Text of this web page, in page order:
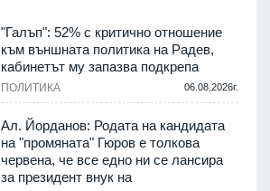
"Галъп": 52% с критично отношение
към външната политика на Радев,
кабинетът му запазва подкрепа
ПОЛИТИКА 06.08.2026г.
Ал. Йорданов: Родата на кандидата
на "промяната" Гюров е толкова
червена, че все едно ни се лансира
за президент внук на